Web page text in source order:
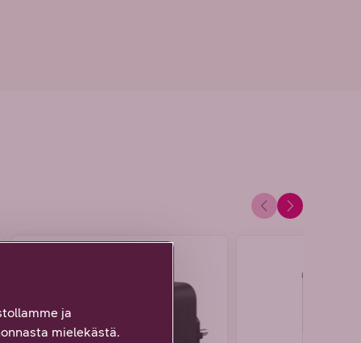
ja
mielekästä.